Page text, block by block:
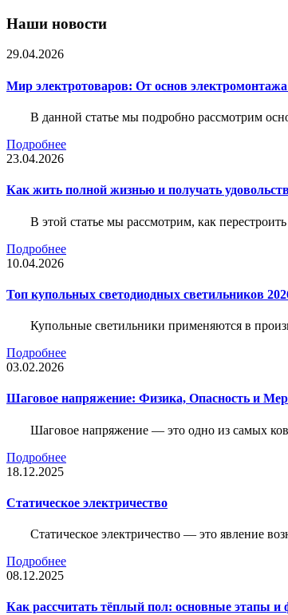
Наши новости
29.04.2026
Мир электротоваров: От основ
В данной статье мы подробно рассмотрим
Подробнее
23.04.2026
Как жить полной жизнью и получать
В этой статье мы рассмотрим, как
Подробнее
10.04.2026
Топ купольных светодиодных светильников
Купольные светильники применяются в
Подробнее
03.02.2026
Шаговое напряжение: Физика, Опасность и
Шаговое напряжение — это одно из самых
Подробнее
18.12.2025
Статическое электричество
Статическое электричество — это явление
Подробнее
08.12.2025
Как рассчитать тёплый пол: основные этапы